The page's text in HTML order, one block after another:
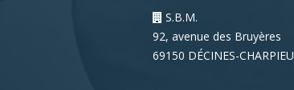
S.B.M.
92, avenue des Bruyères
69150 DÉCINES-CHARPIEU